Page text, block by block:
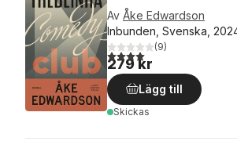
Av Åke Edwardson
Inbunden, Svenska,
4,0utav 5 stjärnor. Totalt
(9)
279 kr
Lägg till
Skickas